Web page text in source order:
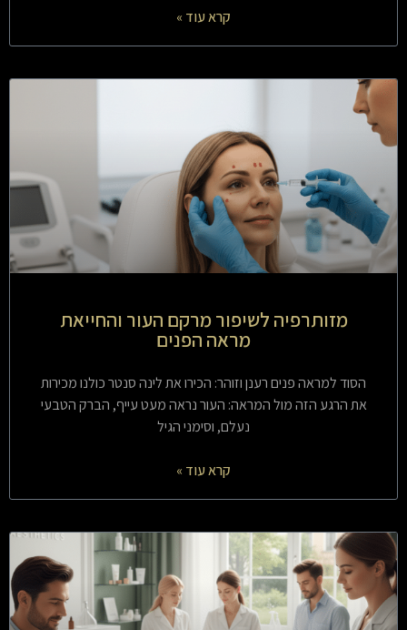
קרא עוד »
מזותרפיה לשיפור מרקם העור והחייאת
מראה הפנים
הסוד למראה פנים רענן וזוהר: הכירו את לינה סנטר כולנו מכירות
את הרגע הזה מול המראה: העור נראה מעט עייף, הברק הטבעי
נעלם, וסימני הגיל
קרא עוד »